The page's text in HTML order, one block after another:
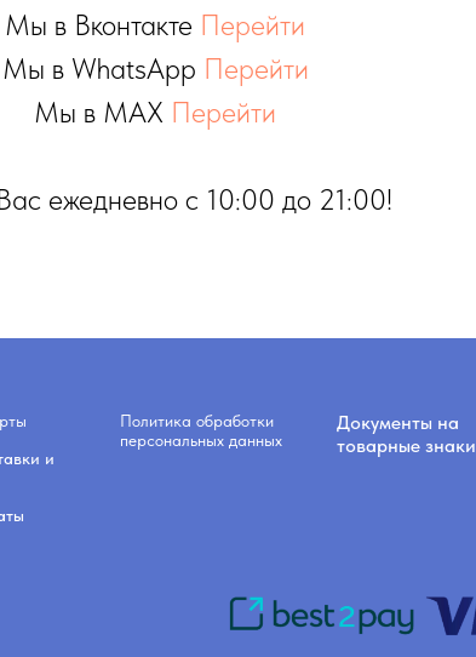
Мы в Вконтакте Перейти
Мы в WhatsApp Перейти
Мы в MAX Перейти
ежедневно с 10:00 до 21:00!
и
Политика обработки
персональных данных
Документы на
товарные знаки